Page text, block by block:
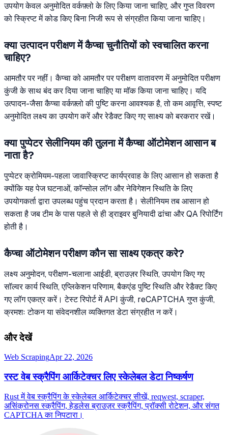
उपयोग केवल अनुमोदित वर्कफ़्लो के लिए किया जाना चाहिए, और गुप्त विवरण
को स्क्रिप्ट में कोड किए बिना निजी रूप से संग्रहीत किया जाना चाहिए।
क्या उत्पादन परीक्षण में कैप्चा चुनौतियों को स्वचालित करना
चाहिए?
आमतौर पर नहीं। कैप्चा को आमतौर पर परीक्षण वातावरण में अनुमोदित परीक्षण
कुंजी के साथ बंद कर दिया जाना चाहिए या मॉक किया जाना चाहिए। यदि
उत्पादन-जैसा कैप्चा वर्कफ़्लो की पुष्टि करना आवश्यक है, तो कम आवृत्ति, स्पष्ट
अनुमोदित लक्ष्य का उपयोग करें और रेडैक्ट किए गए साक्ष्य को बरकरार रखें।
क्या पुप्पेटर सेलीनियम की तुलना में कैप्चा ऑटोमेशन आसान ब
नाता है?
पुप्पेटर क्रोमियम-पहला जावास्क्रिप्ट कार्यप्रवाह के लिए आसान हो सकता है
क्योंकि यह पेज घटनाओं, कॉन्सोल लॉग और नेविगेशन स्थिति के लिए
उपयोगकर्ता द्वारा उपलब्ध पहुंच प्रदान करता है। सेलीनियम तब आसान हो
सकता है जब टीम के पास पहले से ही ड्राइवर बुनियादी ढांचा और QA रिपोर्टिंग
होती है।
कैप्चा ऑटोमेशन परीक्षण कौन सा साक्ष्य एकत्र करे?
लक्ष्य अनुमोदन, परीक्षण-चलाना आईडी, ब्राउज़र स्थिति, उपयोग किए गए
सॉल्वर कार्य स्थिति, एप्लिकेशन परिणाम, बैकएंड पुष्टि स्थिति और रेडैक्ट किए
गए लॉग एकत्र करें। टेस्ट रिपोर्ट में API कुंजी, reCAPTCHA गुप्त कुंजी,
क्रमशः टोकन या संवेदनशील व्यक्तिगत डेटा संग्रहीत न करें।
और देखें
Web ScrapingApr 22, 2026
रस्ट वेब स्क्रैपिंग आर्किटेक्चर लिए स्केलेबल डेटा निष्कर्षण
Rust में वेब स्क्रैपिंग के स्केलेबल आर्किटेक्चर सीखें, reqwest, scraper,
असिंक्रोनस स्क्रैपिंग, हेडलेस ब्राउज़र स्क्रैपिंग, प्रॉक्सी रोटेशन, और संगत
CAPTCHA का निपटारा।